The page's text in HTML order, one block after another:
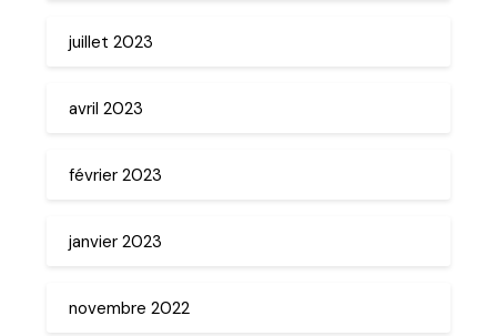
juillet 2023
avril 2023
février 2023
janvier 2023
novembre 2022